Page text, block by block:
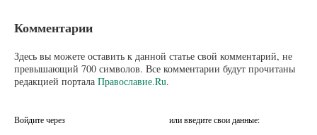
Комментарии
Здесь вы можете оставить к данной статье свой комментарий, не
превышающий 700 символов. Все комментарии будут прочитаны
редакцией портала Православие.Ru.
Войдите через или введите свои данные: